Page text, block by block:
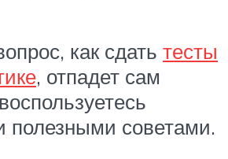
как сдать тесты
, отпадет сам
советами.